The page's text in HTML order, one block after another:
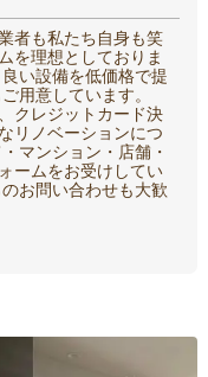
者も私たち自身も笑
を理想としておりま
い設備を低価格で提
用意しています。
クレジットカード決
リノベーションにつ
マンション・店舗・
ームをお受けしてい
お問い合わせも大歓